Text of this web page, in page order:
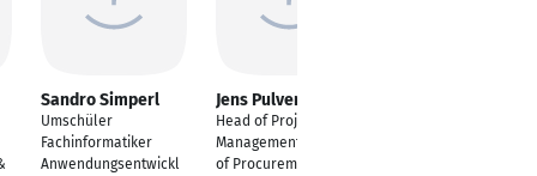
Sandro Simperl
Umschüler
Fachinformatiker
Anwendungsentwickl
Jens Pulvermüller
Head of Project
Management & Head
of Procurement and